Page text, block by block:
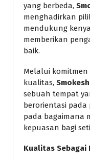
yang berbeda,
menghadirkan
mendukung
memberikan
baik.
Melalui
kualitas,
sebuah tempat
berorientasi pada
pada bagaimana
kepuasan bagi
Kualitas Sebagai